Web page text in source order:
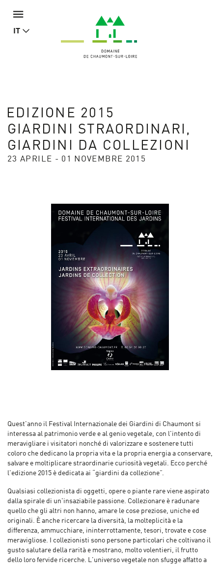
IT
EDIZIONE 2015
GIARDINI STRAORDINARI,
GIARDINI DA COLLEZIONI
23 APRILE - 01 NOVEMBRE 2015
Quest'anno il Festival Internazionale dei Giardini di Chaumont si
interessa al patrimonio verde e al genio vegetale, con l'intento di
meravigliare i visitatori nonché di valorizzare e sostenere tutti
coloro che dedicano la propria vita e la propria energia a conservare,
salvare e moltiplicare straordinarie curiosità vegetali. Ecco perché
l'edizione 2015 è dedicata ai “giardini da collezione”.
Qualsiasi collezionista di oggetti, opere o piante rare viene aspirato
dalla spirale di un'insaziabile passione. Collezionare è radunare
quello che gli altri non hanno, amare le cose preziose, uniche ed
originali. È anche ricercare la diversità, la molteplicità e la
differenza, ammucchiare, ininterrottamente, tesori, trovate e cose
meravigliose. I collezionisti sono persone particolari che coltivano il
gusto salutare della rarità e mostrano, molto volentieri, il frutto
dello loro fervide ricerche. L'universo vegetale non sfugge affatto a